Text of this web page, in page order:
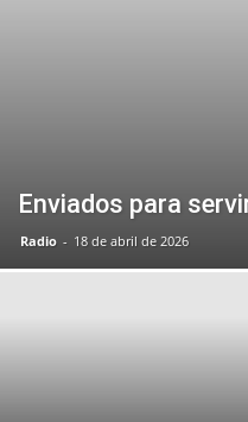
Enviados para
Radio - 18 de abril de 2026